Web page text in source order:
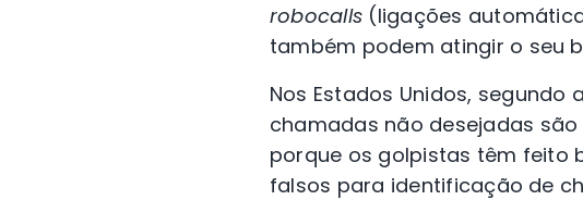
robocalls (ligações
também podem atingir o seu
Nos Estados Unidos, segundo
chamadas não desejadas
porque os golpistas têm feito
falsos para identificação de